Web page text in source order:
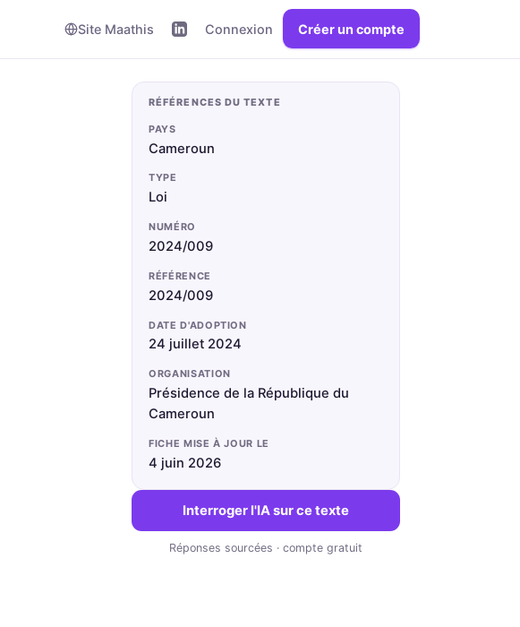
Site Maathis Connexion Créer un compte
RÉFÉRENCES DU TEXTE
PAYS
Cameroun
TYPE
Loi
NUMÉRO
2024/009
RÉFÉRENCE
2024/009
DATE D'ADOPTION
24 juillet 2024
ORGANISATION
Présidence de la République du
Cameroun
FICHE MISE À JOUR LE
4 juin 2026
Interroger l'IA sur ce texte
Réponses sourcées · compte gratuit